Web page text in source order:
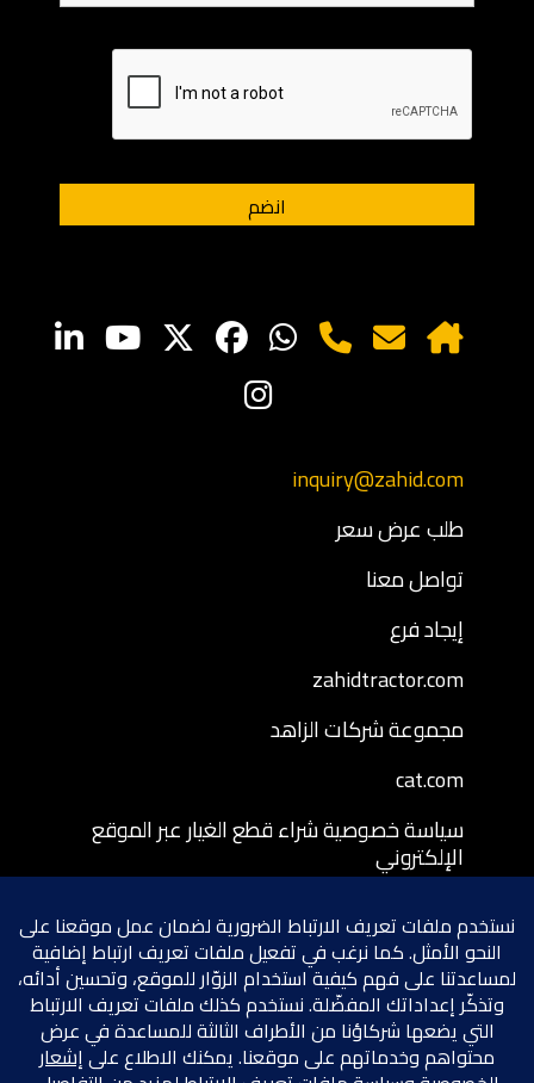
inquiry@zahid.com
طلب عرض سعر
تواصل معنا
إيجاد فرع
zahidtractor.com
مجموعة شركات الزاهد
cat.com
سياسة خصوصية شراء قطع الغيار عبر الموقع
الإلكتروني
الإلكتروني
سياسة إرجاع قطع الغيار المشتراة عبر الموقع
الإلكتروني
شروط الخصوصية